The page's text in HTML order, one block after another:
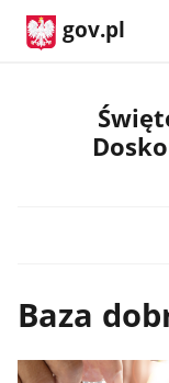
gov.pl
Baza